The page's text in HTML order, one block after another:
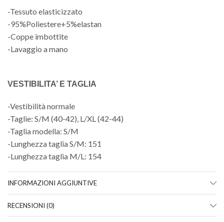
-Tessuto elasticizzato
-95%Poliestere+5%elastan
-Coppe imbottite
-Lavaggio a mano
VESTIBILITA’ E TAGLIA
-Vestibilità normale
-Taglie: S/M (40-42), L/XL (42-44)
-Taglia modella: S/M
-Lunghezza taglia S/M: 151
-Lunghezza taglia M/L: 154
INFORMAZIONI AGGIUNTIVE
RECENSIONI (0)